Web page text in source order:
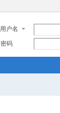
用户名
密码